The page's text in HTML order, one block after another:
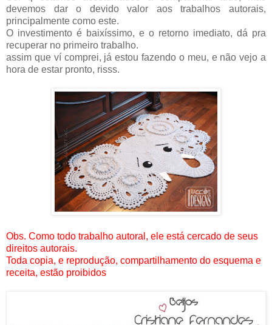
devemos dar o devido valor aos trabalhos autorais,
principalmente como este.
O investimento é baixíssimo, e o retorno imediato, dá pra
recuperar no primeiro trabalho.
assim que ví comprei, já estou fazendo o meu, e não vejo a
hora de estar pronto, risss.
Obs. Como todo trabalho autoral, ele está cercado de seus
direitos autorais.
Toda copia, e reprodução, compartilhamento do esquema e
receita, estão proibidos